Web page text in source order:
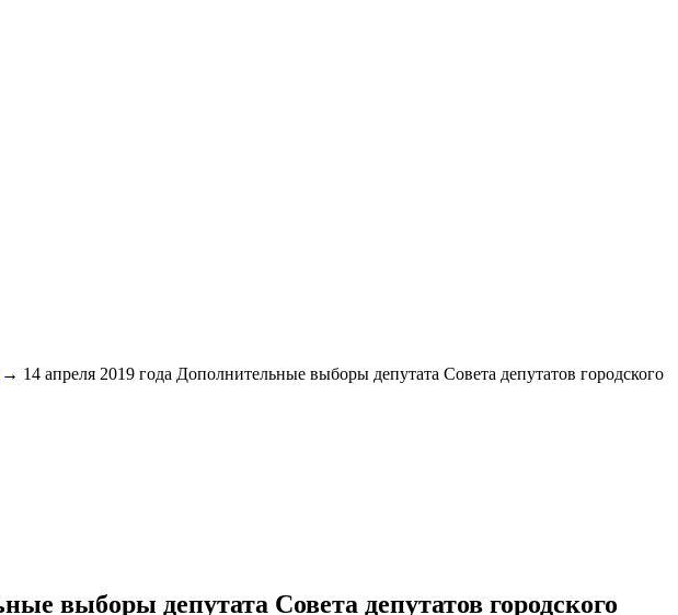
→ 14 апреля 2019 года Дополнительные выборы депутата Совета депутатов городского
выборы депутата Совета депутатов городского